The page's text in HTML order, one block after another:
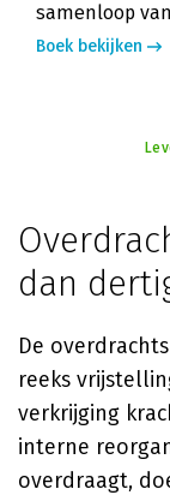
samenloop
Boek bekijken
dan
De
reeks
verkrijging
interne
overdraagt,